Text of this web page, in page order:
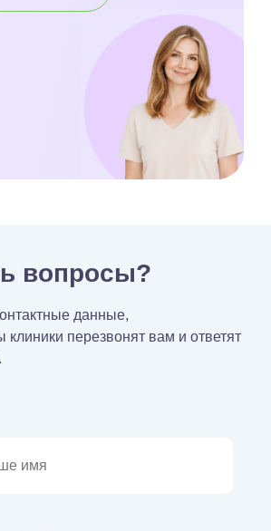
вопросы?
данные,
клиники перезвонят вам и ответят